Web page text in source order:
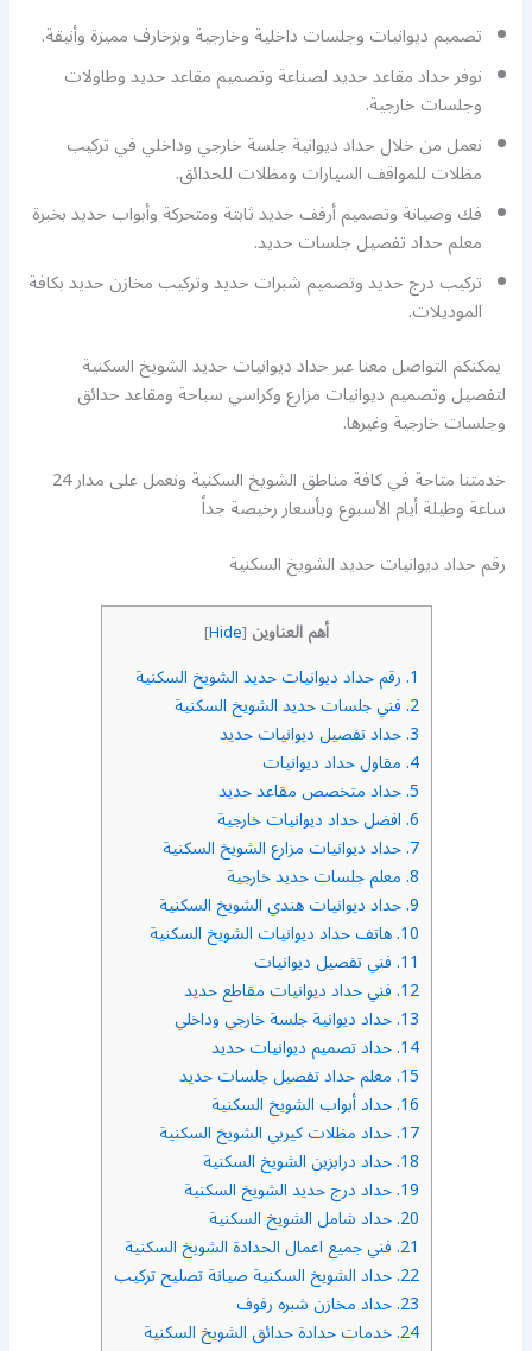
تصميم ديوانيات وجلسات داخلية وخارجية وبزخارف مميزة وأنيقة.
نوفر حداد مقاعد حديد لصناعة وتصميم مقاعد حديد وطاولات
وجلسات خارجية.
نعمل من خلال حداد ديوانية جلسة خارجي وداخلي في تركيب
مظلات للمواقف السيارات ومظلات للحدائق.
فك وصيانة وتصميم أرفف حديد ثابتة ومتحركة وأبواب حديد بخبرة
معلم حداد تفصيل جلسات حديد.
تركيب درج حديد وتصميم شبرات حديد وتركيب مخازن حديد بكافة
الموديلات.
يمكنكم التواصل معنا عبر حداد ديوانيات حديد الشويخ السكنية
لتفصيل وتصميم ديوانيات مزارع وكراسي سباحة ومقاعد حدائق
وجلسات خارجية وغيرها.
خدمتنا متاحة في كافة مناطق الشويخ السكنية ونعمل على مدار 24
ساعة وطيلة أيام الأسبوع وبأسعار رخيصة جداً
رقم حداد ديوانيات حديد الشويخ السكنية
أهم العناوين [
Hide
]
1. رقم حداد ديوانيات حديد الشويخ السكنية
2. فني جلسات حديد الشويخ السكنية
3. حداد تفصيل ديوانيات حديد
4. مقاول حداد ديوانيات
5. حداد متخصص مقاعد حديد
6. افضل حداد ديوانيات خارجية
7. حداد ديوانيات مزارع الشويخ السكنية
8. معلم جلسات حديد خارجية
9. حداد ديوانيات هندي الشويخ السكنية
10. هاتف حداد ديوانيات الشويخ السكنية
11. فني تفصيل ديوانيات
12. فني حداد ديوانيات مقاطع حديد
13. حداد ديوانية جلسة خارجي وداخلي
14. حداد تصميم ديوانيات حديد
15. معلم حداد تفصيل جلسات حديد
16. حداد أبواب الشويخ السكنية
17. حداد مظلات كيربي الشويخ السكنية
18. حداد درابزين الشويخ السكنية
19. حداد درج حديد الشويخ السكنية
20. حداد شامل الشويخ السكنية
21. فني جميع اعمال الحدادة الشويخ السكنية
22. حداد الشويخ السكنية صيانة تصليح تركيب
23. حداد مخازن شبره رفوف
24. خدمات حدادة حدائق الشويخ السكنية